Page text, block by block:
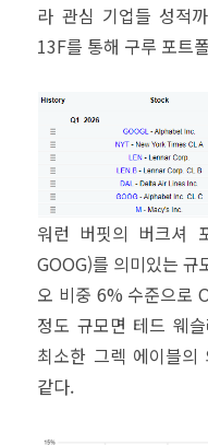
라 관심 기업들 성적
13F를 통해 구루 포트
워런 버핏의 버크셔
GOOG)를 의미있는 규
오 비중 6% 수준으로
정도 규모면 테드 웨
최소한 그렉 에이블
같다.